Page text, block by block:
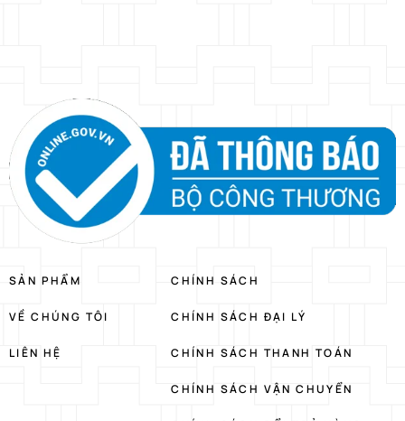
SẢN PHẨM
VỀ CHÚNG TÔI
LIÊN HỆ
CHÍNH SÁCH
CHÍNH SÁCH ĐẠI LÝ
CHÍNH SÁCH THANH TOÁN
CHÍNH SÁCH VẬN CHUYỂN